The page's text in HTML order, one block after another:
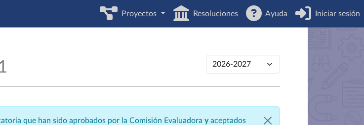
Proyectos Resoluciones Ayuda Iniciar sesión
que han sido aprobados por la Comisión Evaluadora yaceptados